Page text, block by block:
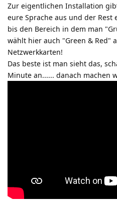
Zur eigentlichen Installation
eure Sprache aus und der Rest
bis den Bereich in dem man
wählt hier auch "Green & Red"
Netzwerkkarten!
Das beste ist man sieht das,
Minute an...... danach machen